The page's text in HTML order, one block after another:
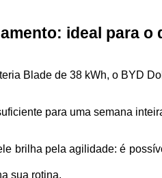
ideal para o
Blade de 38 kWh, o BYD
para uma semana
brilha pela agilidade: é
sua rotina.